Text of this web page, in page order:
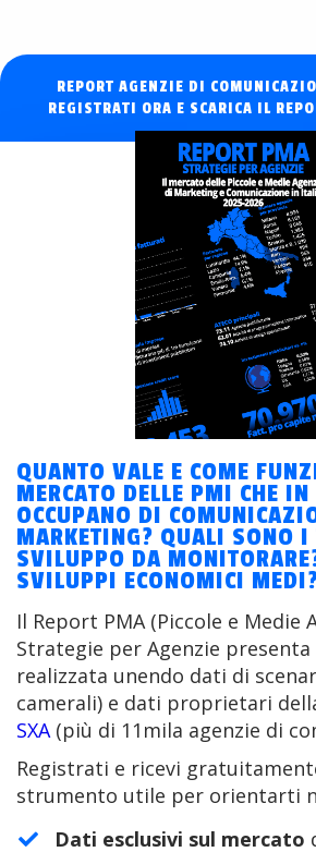
REPORT AGENZIE DI
REGISTRATI ORA E SCARICA IL
QUANTO VALE E COME
MERCATO DELLE PMI CHE
OCCUPANO DI
MARKETING? QUALI SONO I
SVILUPPO DA
SVILUPPI ECONOMICI
Il Report PMA (Piccole e Medie
Strategie per Agenzie presenta
realizzata unendo dati di
camerali) e dati proprietari
SXA (più di 11mila agenzie di
Registrati e ricevi
strumento utile per orientarti
Dati esclusivi sul mercato